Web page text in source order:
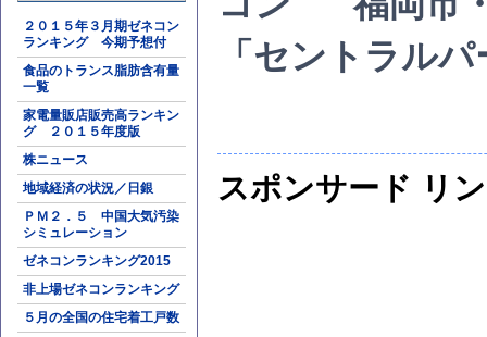
２０１５年３月期ゼネコン
ランキング 今期予想付
食品のトランス脂肪含有量
一覧
家電量販店販売高ランキン
グ ２０１５年度版
株ニュース
地域経済の状況／日銀
ＰＭ２．５ 中国大気汚染
シミュレーション
ゼネコンランキング2015
非上場ゼネコンランキング
５月の全国の住宅着工戸数
「セントラル
スポンサード リ